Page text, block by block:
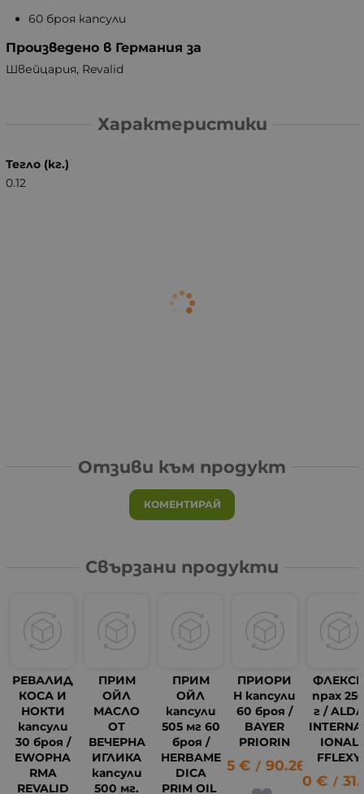
60 броя капсули
Произведено в Германия за
Швейцария, Revalid
Характеристики
Тегло (кг.)
0.12
Отзиви към продукт
КОМЕНТИРАЙ
Свързани продукти
РЕВАЛИД
КОСА И
НОКТИ
капсули
30 броя /
EWOPHA
RMA
REVALID
ПРИМ
ОЙЛ
МАСЛО
ОТ
ВЕЧЕРНА
ИГЛИКА
капсули
500 мг.
ПРИМ
ОЙЛ
капсули
505 мг 60
броя /
HERBAME
DICA
PRIM OIL
ПРИОРИ
Н капсули
60 броя /
BAYER
PRIORIN
46.15 € / 90.26 лв.
прах
г / ALDA
IONAL
FFLEXY
16.00 € /